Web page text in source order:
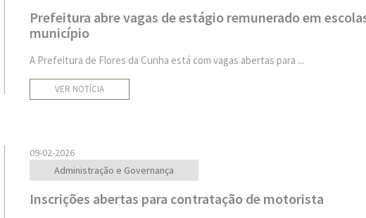
Prefeitura abre vagas de estágio remunerado em
município
A Prefeitura de Flores da Cunha está com vagas abertas para ...
VER NOTÍCIA
09-02-2026
Administração e Governança
Inscrições abertas para contratação de motorista